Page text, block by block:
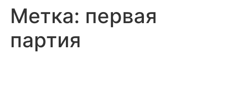
Метка: первая
партия